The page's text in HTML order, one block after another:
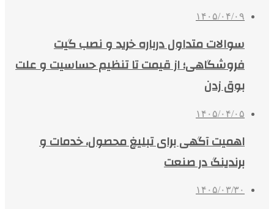
۱۴۰۵/۰۴/۰۹
سوالات متداول درباره خرید و نصب گیت
فروشگاهی؛ از قیمت تا تنظیم حساسیت و علت
بوق زدن
۱۴۰۵/۰۴/۰۵
اهمیت آگهی برای تبلیغ محصول، خدمات و
برندینگ در صنعت
۱۴۰۵/۰۳/۳۰